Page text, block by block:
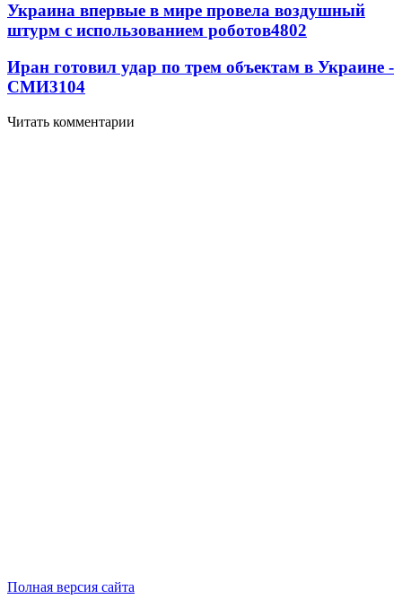
Украина впервые в мире провела воздушный
штурм с использованием роботов4802
Иран готовил удар по трем объектам в Украине -
СМИ3104
Читать комментарии
Полная версия сайта